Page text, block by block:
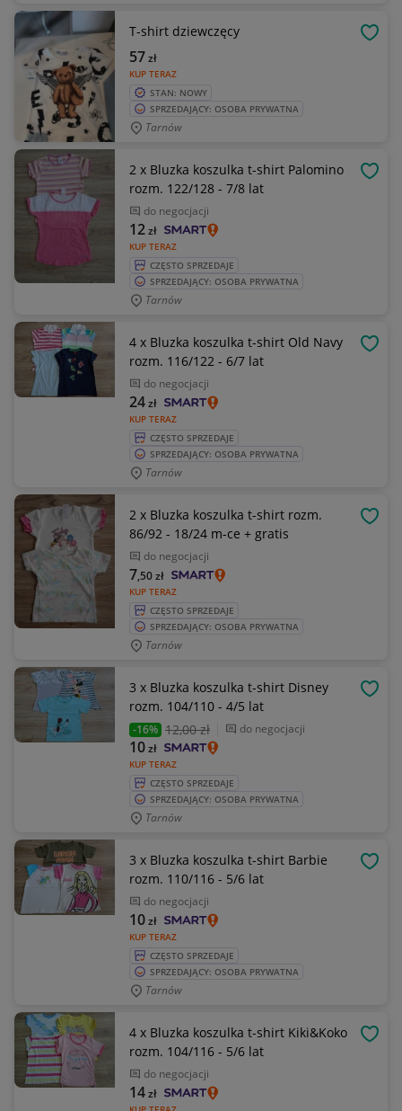
T-shirt dziewczęcy
KUP TERAZ
57zł
STAN: NOWY
SPRZEDAJĄCY: OSOBA PRYWATNA
Tarnów
2 x Bluzka koszulka t-shirt Palomino
rozm. 122/128 - 7/8 lat
do negocjacji
KUP TERAZ
12zł
CZĘSTO SPRZEDAJE
SPRZEDAJĄCY: OSOBA PRYWATNA
Tarnów
4 x Bluzka koszulka t-shirt Old Navy
rozm. 116/122 - 6/7 lat
do negocjacji
KUP TERAZ
24zł
CZĘSTO SPRZEDAJE
SPRZEDAJĄCY: OSOBA PRYWATNA
Tarnów
2 x Bluzka koszulka t-shirt rozm.
86/92 - 18/24 m-ce + gratis
do negocjacji
KUP TERAZ
7,50zł
CZĘSTO SPRZEDAJE
SPRZEDAJĄCY: OSOBA PRYWATNA
Tarnów
3 x Bluzka koszulka t-shirt Disney
rozm. 104/110 - 4/5 lat
-16% 12,00 zł do negocjacji
KUP TERAZ
10zł
CZĘSTO SPRZEDAJE
SPRZEDAJĄCY: OSOBA PRYWATNA
Tarnów
3 x Bluzka koszulka t-shirt Barbie
rozm. 110/116 - 5/6 lat
do negocjacji
KUP TERAZ
10zł
CZĘSTO SPRZEDAJE
SPRZEDAJĄCY: OSOBA PRYWATNA
Tarnów
4 x Bluzka koszulka t-shirt Kiki&Koko
rozm. 104/116 - 5/6 lat
do negocjacji
14zł